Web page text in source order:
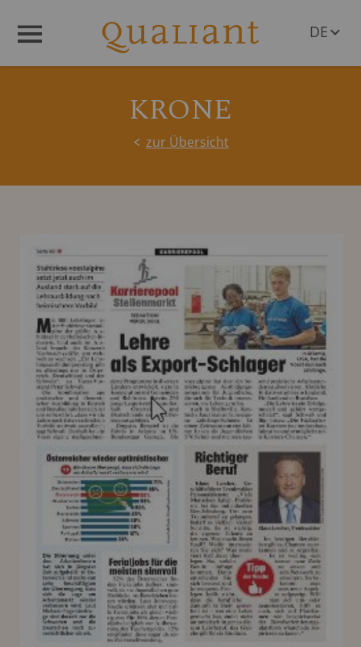
DE
KRONE
zur Übersicht